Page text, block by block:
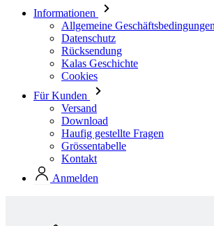
Informationen
Allgemeine Geschäftsbedingungen
Datenschutz
Rücksendung
Kalas Geschichte
Cookies
Für Kunden
Versand
Download
Haufig gestellte Fragen
Grössentabelle
Kontakt
Anmelden